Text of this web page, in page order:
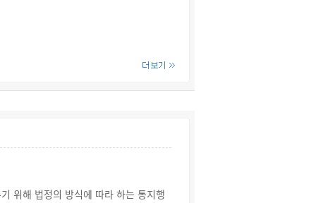
는 경우에는 공판절차에 따라 심판
향을 미친 경우 또는 형량 결정이 심히
우
보다 가벼운 죄를 인정할 명백한 증
위해 법정의 방식에 따라 하는 통지행